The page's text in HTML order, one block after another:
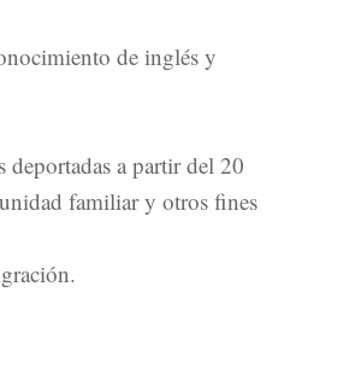
de inglés y
a partir del 20
familiar y otros fines